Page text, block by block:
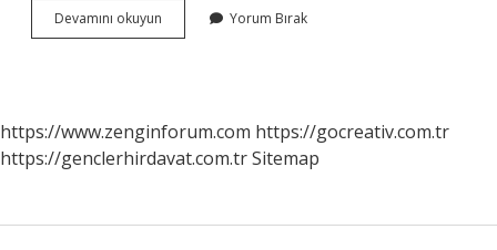
Devamını okuyun Deviatör
Anahtar
Yorum Bırak
https://www.zenginforum.com https://gocreativ.com.tr
https://genclerhirdavat.com.trSitemap